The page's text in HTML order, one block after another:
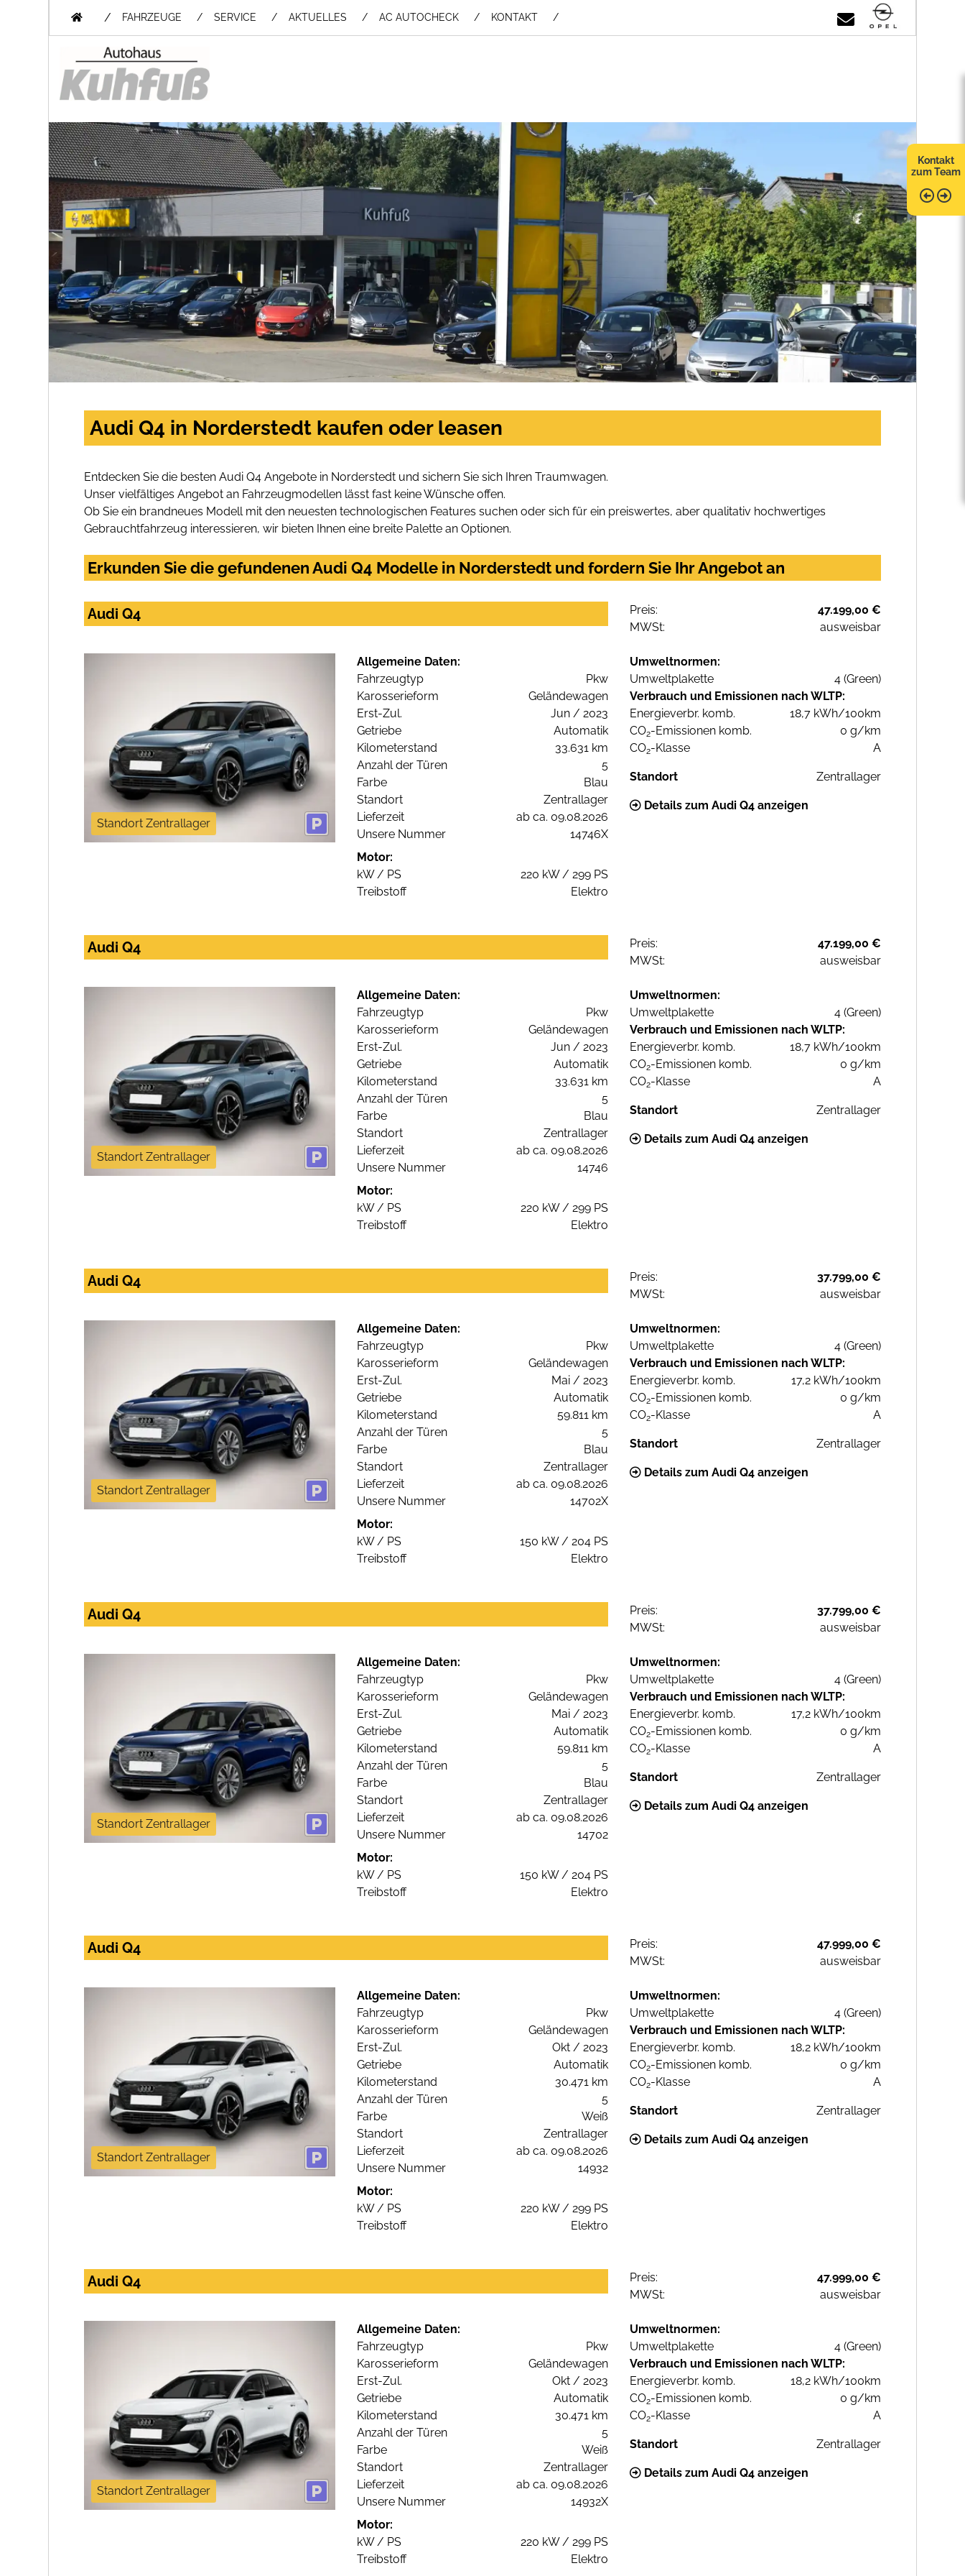
/ FAHRZEUGE SERVICE AKTUELLES AC AUTOCHECK KONTAKT
Kontakt
zum Team
Audi Q4 in Norderstedt kaufen oder leasen
Entdecken Sie die besten Audi Q4 Angebote in Norderstedt und sichern Sie sich Ihren Traumwagen.
Unser vielfältiges Angebot an Fahrzeugmodellen lässt fast keine Wünsche offen.
Ob Sie ein brandneues Modell mit den neuesten technologischen Features suchen oder sich für ein preiswertes, aber qualitativ hochwertiges
Gebrauchtfahrzeug interessieren, wir bieten Ihnen eine breite Palette an Optionen.
Erkunden Sie die gefundenen Audi Q4 Modelle in Norderstedt und fordern Sie Ihr Angebot an
Audi Q4 Preis:
47.199,00 €
MWSt:
ausweisbar
Standort Zentrallager
Allgemeine Daten:
Fahrzeugtyp
Pkw
Karosserieform
Geländewagen
Erst-Zul.
Jun / 2023
Getriebe
Automatik
Kilometerstand
33.631 km
Anzahl der Türen
5
Farbe
Blau
Standort
Zentrallager
Lieferzeit
ab ca. 09.08.2026
Unsere Nummer
14746X
Motor:
kW / PS
220 kW / 299 PS
Treibstoff
Elektro
Umweltnormen:
Umweltplakette
4 (Green)
Verbrauch und Emissionen nach WLTP:
Energieverbr. komb.
18,7 kWh/100km
CO2-Emissionen komb.
0 g/km
CO2-Klasse A
Standort Zentrallager
Details zum Audi Q4 anzeigen
Audi Q4 Preis:
47.199,00 €
MWSt:
ausweisbar
Standort Zentrallager
Allgemeine Daten:
Fahrzeugtyp
Pkw
Karosserieform
Geländewagen
Erst-Zul.
Jun / 2023
Getriebe
Automatik
Kilometerstand
33.631 km
Anzahl der Türen
5
Farbe
Blau
Standort
Zentrallager
Lieferzeit
ab ca. 09.08.2026
Unsere Nummer
14746
Motor:
kW / PS
220 kW / 299 PS
Treibstoff
Elektro
Umweltnormen:
Umweltplakette
4 (Green)
Verbrauch und Emissionen nach WLTP:
Energieverbr. komb.
18,7 kWh/100km
CO2-Emissionen komb.
0 g/km
CO2-Klasse A
Standort Zentrallager
Details zum Audi Q4 anzeigen
Audi Q4 Preis:
37.799,00 €
MWSt:
ausweisbar
Standort Zentrallager
Allgemeine Daten:
Fahrzeugtyp
Pkw
Karosserieform
Geländewagen
Erst-Zul.
Mai / 2023
Getriebe
Automatik
Kilometerstand
59.811 km
Anzahl der Türen
5
Farbe
Blau
Standort
Zentrallager
Lieferzeit
ab ca. 09.08.2026
Unsere Nummer
14702X
Motor:
kW / PS
150 kW / 204 PS
Treibstoff
Elektro
Umweltnormen:
Umweltplakette
4 (Green)
Verbrauch und Emissionen nach WLTP:
Energieverbr. komb.
17,2 kWh/100km
CO2-Emissionen komb.
0 g/km
CO2-Klasse A
Standort Zentrallager
Details zum Audi Q4 anzeigen
Audi Q4 Preis:
37.799,00 €
MWSt:
ausweisbar
Standort Zentrallager
Allgemeine Daten:
Fahrzeugtyp
Pkw
Karosserieform
Geländewagen
Erst-Zul.
Mai / 2023
Getriebe
Automatik
Kilometerstand
59.811 km
Anzahl der Türen
5
Farbe
Blau
Standort
Zentrallager
Lieferzeit
ab ca. 09.08.2026
Unsere Nummer
14702
Motor:
kW / PS
150 kW / 204 PS
Treibstoff
Elektro
Umweltnormen:
Umweltplakette
4 (Green)
Verbrauch und Emissionen nach WLTP:
Energieverbr. komb.
17,2 kWh/100km
CO2-Emissionen komb.
0 g/km
CO2-Klasse A
Standort Zentrallager
Details zum Audi Q4 anzeigen
Audi Q4 Preis:
47.999,00 €
MWSt:
ausweisbar
Standort Zentrallager
Allgemeine Daten:
Fahrzeugtyp
Pkw
Karosserieform
Geländewagen
Erst-Zul.
Okt / 2023
Getriebe
Automatik
Kilometerstand
30.471 km
Anzahl der Türen
5
Farbe
Weiß
Standort
Zentrallager
Lieferzeit
ab ca. 09.08.2026
Unsere Nummer
14932
Motor:
kW / PS
220 kW / 299 PS
Treibstoff
Elektro
Umweltnormen:
Umweltplakette
4 (Green)
Verbrauch und Emissionen nach WLTP:
Energieverbr. komb.
18,2 kWh/100km
CO2-Emissionen komb.
0 g/km
CO2-Klasse A
Standort Zentrallager
Details zum Audi Q4 anzeigen
Audi Q4 Preis:
47.999,00 €
MWSt:
ausweisbar
Standort Zentrallager
Allgemeine Daten:
Fahrzeugtyp
Pkw
Karosserieform
Geländewagen
Erst-Zul.
Okt / 2023
Getriebe
Automatik
Kilometerstand
30.471 km
Anzahl der Türen
5
Farbe
Weiß
Standort
Zentrallager
Lieferzeit
ab ca. 09.08.2026
Unsere Nummer
14932X
Motor:
kW / PS
220 kW / 299 PS
Treibstoff
Elektro
Umweltnormen:
Umweltplakette
4 (Green)
Verbrauch und Emissionen nach WLTP:
Energieverbr. komb.
18,2 kWh/100km
CO2-Emissionen komb.
0 g/km
CO2-Klasse A
Standort Zentrallager
Details zum Audi Q4 anzeigen